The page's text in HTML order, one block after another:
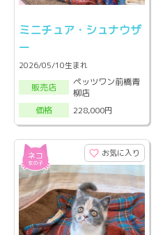
ミニチュア・シュナウザ
ー
2026/05/10生まれ
販売店
ペッツワン前橋青
柳店
価格
228,000円
お気に入り